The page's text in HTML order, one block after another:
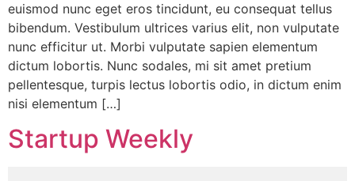
euismod nunc eget eros tincidunt, eu consequat tellus
bibendum. Vestibulum ultrices varius elit, non vulputate
nunc efficitur ut. Morbi vulputate sapien elementum
dictum lobortis. Nunc sodales, mi sit amet pretium
pellentesque, turpis lectus lobortis odio, in dictum enim
nisi elementum […]
Startup Weekly